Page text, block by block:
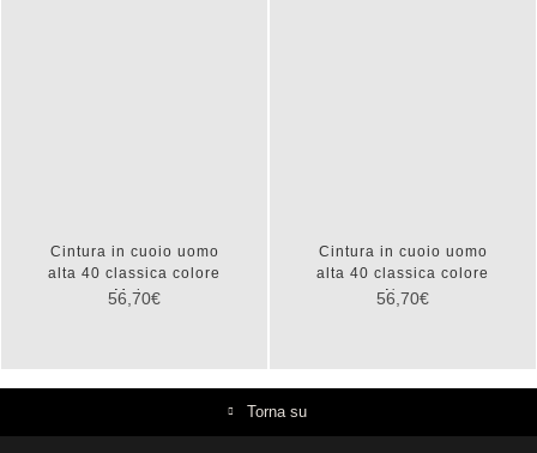
Cintura in cuoio uomo
alta 40 classica colore
Moka
56,70€
Cintura in cuoio uomo
alta 40 classica colore
Nero
56,70€
Torna su